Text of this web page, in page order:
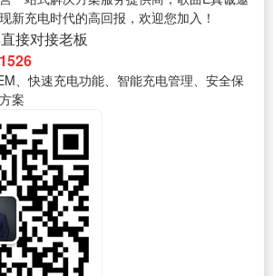
新充电时代的高回报，欢迎您加入！
接对接老板
、快速充电功能、智能充电管理、安全保
案